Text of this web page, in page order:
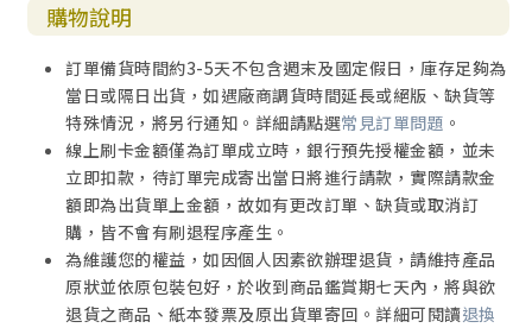
購物說明
訂單備貨時間約3-5天不包含週末及國定假日，庫存足夠為
當日或隔日出貨，如遇廠商調貨時間延長或絕版、缺貨等
特殊情況，將另行通知。詳細請點選常見訂單問題 。
線上刷卡金額僅為訂單成立時，銀行預先授權金額，並未
立即扣款，待訂單完成寄出當日將進行請款，實際請款金
額即為出貨單上金額，故如有更改訂單、缺貨或取消訂
購，皆不會有刷退程序產生。
為維護您的權益，如因個人因素欲辦理退貨，請維持產品
原狀並依原包裝包好，於收到商品鑑賞期七天內，將與欲
退貨之商品、紙本發票及原出貨單寄回。詳細可閱讀退換